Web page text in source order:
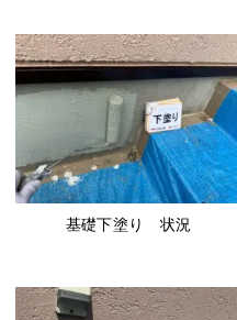
基礎下塗り 状況